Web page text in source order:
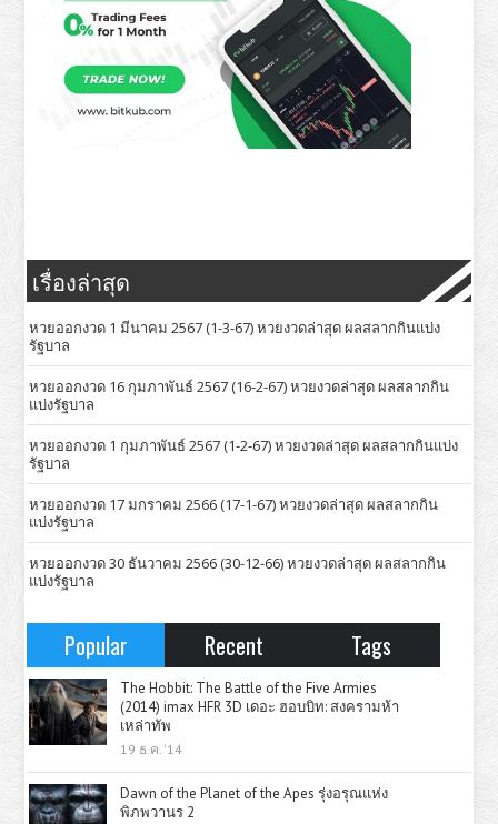
เรื่องล่าสุด
หวยออกงวด 1 มีนาคม 2567 (1-3-67) หวยงวดล่าสุด ผลสลากกินแบ่ง
รัฐบาล
หวยออกงวด 16 กุมภาพันธ์ 2567 (16-2-67) หวยงวดล่าสุด ผลสลากกิน
แบ่งรัฐบาล
หวยออกงวด 1 กุมภาพันธ์ 2567 (1-2-67) หวยงวดล่าสุด ผลสลากกินแบ่ง
รัฐบาล
หวยออกงวด 17 มกราคม 2566 (17-1-67) หวยงวดล่าสุด ผลสลากกิน
แบ่งรัฐบาล
หวยออกงวด 30 ธันวาคม 2566 (30-12-66) หวยงวดล่าสุด ผลสลากกิน
แบ่งรัฐบาล
Popular Recent Tags
The Hobbit: The Battle of the Five Armies
(2014) imax HFR 3D เดอะ ฮอบบิท: สงครามห้า
เหล่าทัพ
19 ธ.ค. '14
Dawn of the Planet of the Apes รุ่งอรุณแห่ง
พิภพวานร 2